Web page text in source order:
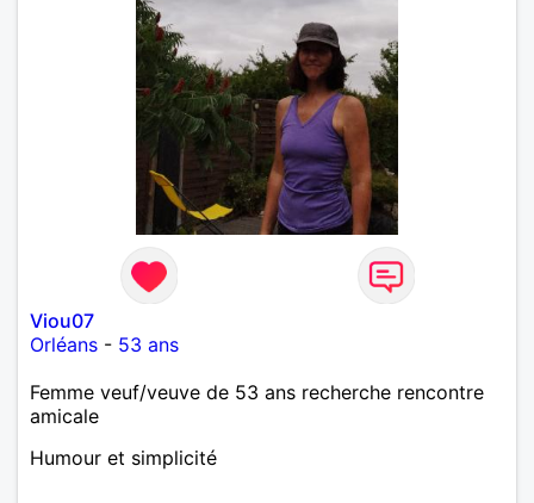
Viou07
Orléans - 53 ans
Femme veuf/veuve de 53 ans recherche rencontre
amicale
Humour et simplicité